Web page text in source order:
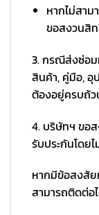
หากไม่สา
ขอสงวนสิท
3. กรณีส่งซ่อ
สินค้า, คู่มือ,
ต้องอยู่ครบถ้
4. บริษัทฯ ขอ
รับประกันโดย
หากมีข้อสงสั
สามารถติดต่อ